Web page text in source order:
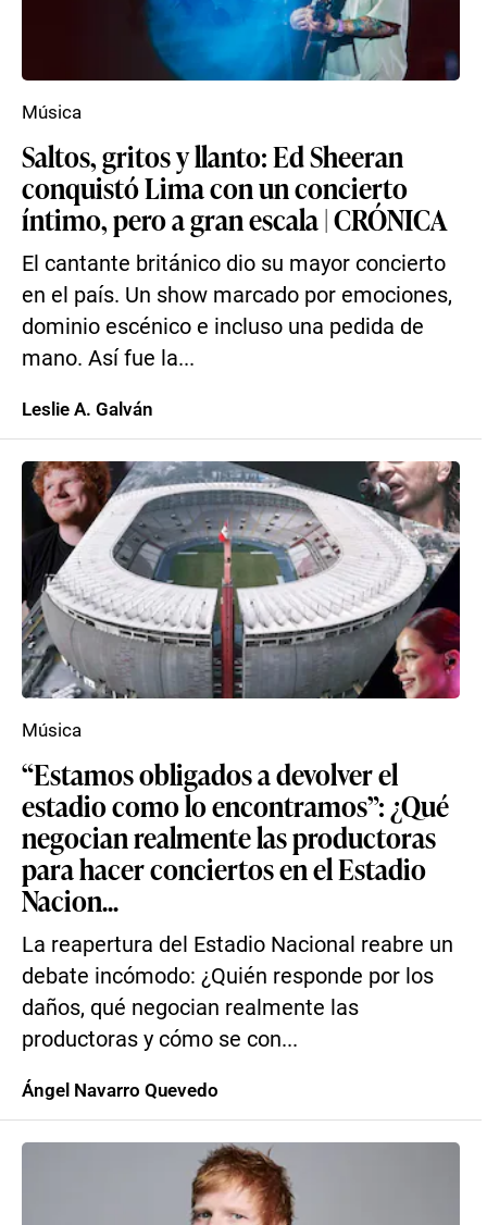
Saltos, gritos y llanto: Ed Sheeran
conquistó Lima con un concierto
íntimo, pero a gran escala | CRÓNICA
El cantante británico dio su mayor concierto
en el país. Un show marcado por emociones,
dominio escénico e incluso una pedida de
mano. Así fue la...
Música
Leslie A. Galván
“Estamos obligados a devolver el
estadio como lo encontramos”: ¿Qué
negocian realmente las productoras
para hacer conciertos en el Estadio
Nacion...
La reapertura del Estadio Nacional reabre un
debate incómodo: ¿Quién responde por los
daños, qué negocian realmente las
productoras y cómo se con...
Música
Ángel Navarro Quevedo